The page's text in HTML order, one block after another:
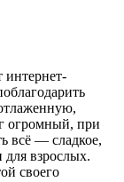
интернет-
огромный, при
всё — сладкое,
для взрослых.
своего